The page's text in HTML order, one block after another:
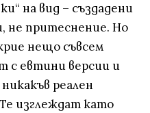
на вид – създадени
не притеснение. Но
нещо съвсем
с евтини версии и
реален
изглеждат като